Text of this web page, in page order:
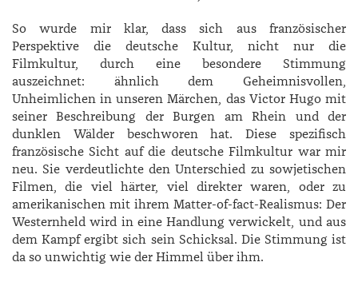
So wurde mir klar, dass sich aus französischer
Perspektive die deutsche Kultur, nicht nur die
Filmkultur, durch eine besondere Stimmung
auszeichnet: ähnlich dem Geheimnisvollen,
Unheimlichen in unseren Märchen, das ­Victor ­Hugo mit
seiner Beschreibung der Burgen am Rhein und der
dunklen Wälder beschworen hat. Diese spezifisch
französische Sicht auf die deutsche Filmkultur war mir
neu. Sie verdeutlichte den Unterschied zu sowjetischen
Filmen, die viel härter, viel direkter waren, oder zu
amerikanischen mit ihrem Matter-of-fact-­Realismus: Der
Westernheld wird in eine Handlung verwickelt, und aus
dem Kampf ergibt sich sein Schicksal. Die Stimmung ist
da so unwichtig wie der Himmel über ihm.